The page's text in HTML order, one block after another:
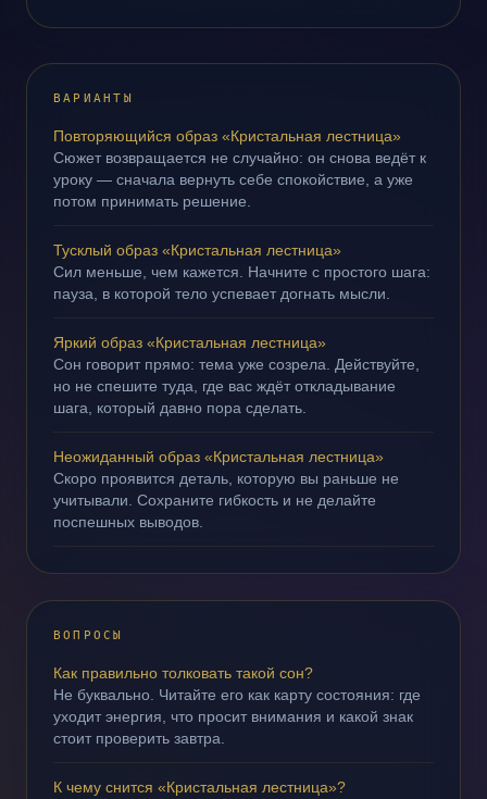
ВАРИАНТЫ
Повторяющийся образ «Кристальная лестница»
Сюжет возвращается не случайно: он снова ведёт к
уроку — сначала вернуть себе спокойствие, а уже
потом принимать решение.
Тусклый образ «Кристальная лестница»
Сил меньше, чем кажется. Начните с простого шага:
пауза, в которой тело успевает догнать мысли.
Яркий образ «Кристальная лестница»
Сон говорит прямо: тема уже созрела. Действуйте,
но не спешите туда, где вас ждёт откладывание
шага, который давно пора сделать.
Неожиданный образ «Кристальная лестница»
Скоро проявится деталь, которую вы раньше не
учитывали. Сохраните гибкость и не делайте
поспешных выводов.
ВОПРОСЫ
Как правильно толковать такой сон?
Не буквально. Читайте его как карту состояния: где
уходит энергия, что просит внимания и какой знак
стоит проверить завтра.
К чему снится «Кристальная лестница»?